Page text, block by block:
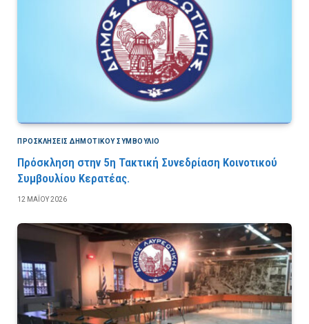
ΠΡΟΣΚΛΉΣΕΙΣ ΔΗΜΟΤΙΚΟΎ ΣΥΜΒΟΎΛΙΟ
Πρόσκληση στην 5η Τακτική Συνεδρίαση Κοινοτικού
Συμβουλίου Κερατέας.
12 ΜΑΪ́ΟΥ 2026